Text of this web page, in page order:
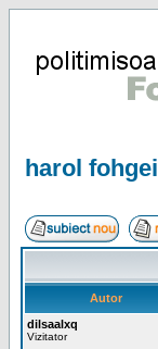
harol fohgei
Autor
dilsaalxq
Vizitator